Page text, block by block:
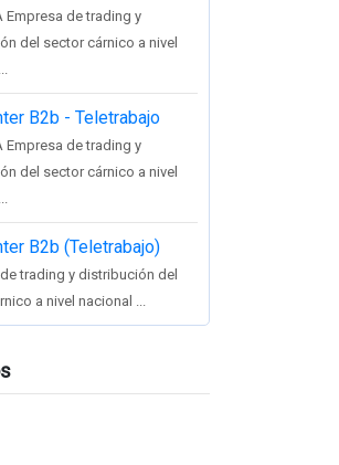
Empresa de trading y
del sector cárnico a nivel
B2b - Teletrabajo
Empresa de trading y
del sector cárnico a nivel
B2b (Teletrabajo)
trading y distribución del
a nivel nacional ...